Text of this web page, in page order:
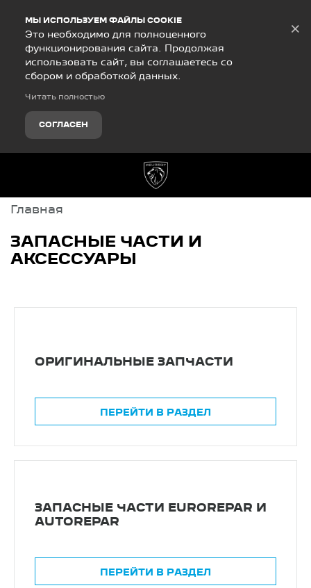
МЫ ИСПОЛЬЗУЕМ ФАЙЛЫ COOKIE
Это необходимо для полноценного
функционирования сайта. Продолжая
использовать сайт, вы соглашаетесь со
сбором и обработкой данных.
Читать полностью
СОГЛАСЕН
×
Главная
ЗАПАСНЫЕ ЧАСТИ И
АКСЕССУАРЫ
ОРИГИНАЛЬНЫЕ ЗАПЧАСТИ
ПЕРЕЙТИ В РАЗДЕЛ
ЗАПАСНЫЕ ЧАСТИ EUROREPAR И
AUTOREPAR
ПЕРЕЙТИ В РАЗДЕЛ